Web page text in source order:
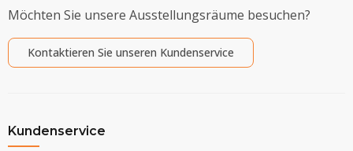
Möchten Sie unsere Ausstellungsräume besuchen?
Kontaktieren Sie unseren Kundenservice
Kundenservice